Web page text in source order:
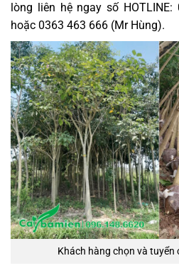
lòng liên hệ ngay số HOTLINE:
hoặc 0363 463 666 (Mr Hùng).
Khách hàng chọn và